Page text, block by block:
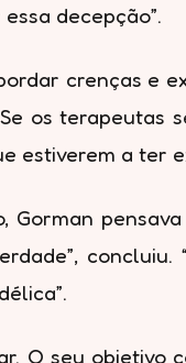
decepção”.
crenças e
os
estiverem a ter
Gorman
O seu